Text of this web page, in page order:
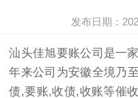
发布日期：
汕头佳旭要账公司 是一
年来公司为安徽全境乃
债,要账,收债,收账等催